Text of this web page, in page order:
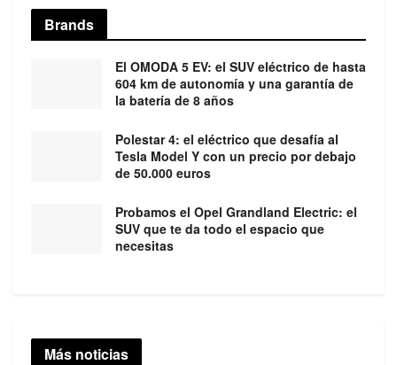
Brands
El OMODA 5 EV: el SUV eléctrico de hasta
604 km de autonomía y una garantía de
la batería de 8 años
Polestar 4: el eléctrico que desafía al
Tesla Model Y con un precio por debajo
de 50.000 euros
Probamos el Opel Grandland Electric: el
SUV que te da todo el espacio que
necesitas
Más noticias